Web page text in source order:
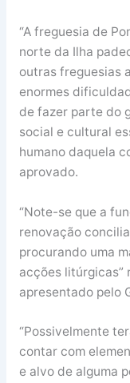
“A freguesia de
norte da Ilha
outras freguesias
enormes
de fazer parte do
social e cultural
humano daquela
aprovado.
“Note-se que a
renovação
procurando uma
acções litúrgicas”
apresentado pelo
“Possivelmente
contar com
e alvo de alguma